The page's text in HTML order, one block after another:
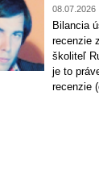
08.07.2026
Bilancia
recenzie
školiteľ
je to
recenzie​